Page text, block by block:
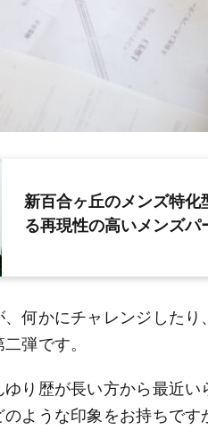
新百合ヶ丘のメンズ特化
る再現性の高いメンズパ
何かにチャレンジした
弾です。
り歴が長い方から最近
ような印象をお持ちです